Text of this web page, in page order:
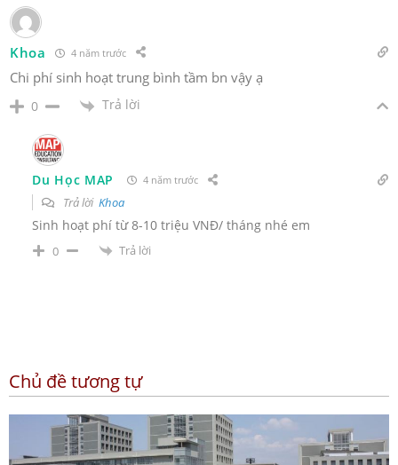
Khoa 4 năm trước
Chi phí sinh hoạt trung bình tầm bn vậy ạ
0 Trả lời
Du Học MAP 4 năm trước
Trả lời Khoa
Sinh hoạt phí từ 8-10 triệu VNĐ/ tháng nhé em
0 Trả lời
Chủ đề tương tự